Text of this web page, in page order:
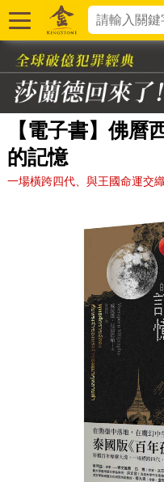
【電子書】佛曆
的記憶
一場橫跨四代、與王國命運交